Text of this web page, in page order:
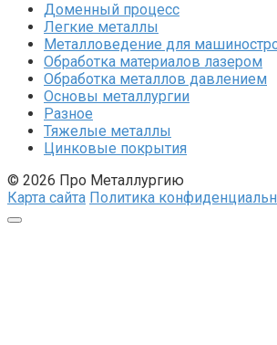
Доменный процесс
Легкие металлы
Металловедение для
Обработка материалов лазером
Обработка металлов давлением
Основы металлургии
Разное
Тяжелые металлы
Цинковые покрытия
© 2026 Про Металлургию
Карта сайта Политика